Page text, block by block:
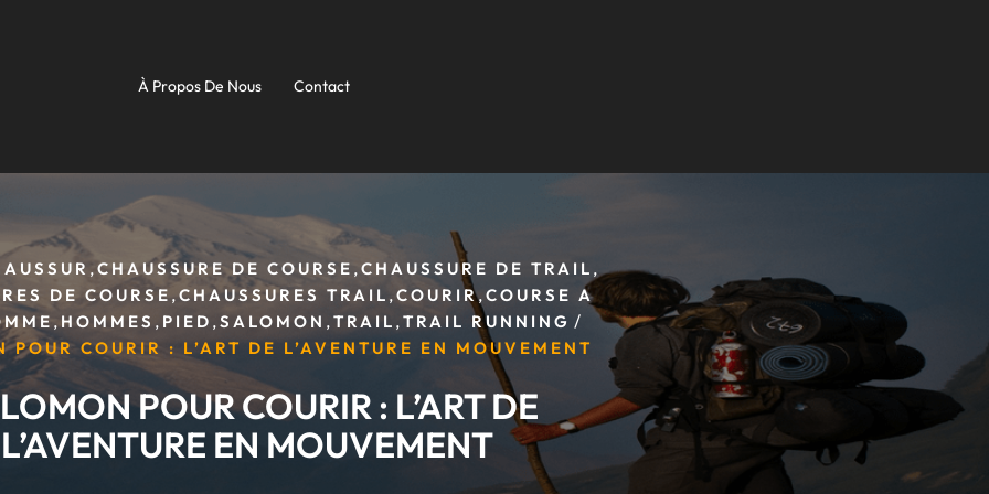
À Propos De Nous Contact
,CHAUSSURE DE COURSE ,CHAUSSURE DE TRAIL ,
DE COURSE ,CHAUSSURES TRAIL ,COURIR,COURSE A
, HOMMES , PIED ,SALOMON ,TRAIL ,TRAIL RUNNING /
POUR COURIR : L’ART DE L’AVENTURE EN MOUVEMENT
POUR COURIR : L’ART DE
L’AVENTURE EN MOUVEMENT